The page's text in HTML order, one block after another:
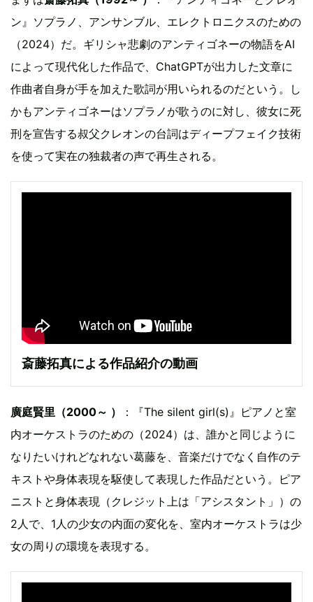
ン』ソプラノ、アンサンブル、エレクトロニクスのための
（2024）だ。ギリシャ悲劇のアンティゴネーの物語をAI
によって現代化した作品で、ChatGPTが出力した文章に
作曲者自身が手を加えた歌詞が用いられるのだという。し
かもアンティゴネーはソプラノが歌うのに対し、彼女に死
刑を宣告する叔父クレオンの台詞はディープフェイク技術
を使って実在の独裁者の声で再生される。
斎藤拓真による作品紹介の動画
廣庭賢里（2000～ ）
：『The silent girl(s)』ピアノと室
内オーケストラのための（2024）は、誰かと同じように
なりたいけれどなれない葛藤を、音楽だけでなく自作のテ
キストや身体表現を駆使して表現した作品だという。ピア
ニストと身体表現（クレジット上は「アシスタント」）の
2人で、1人の少女の内面の変化を、室内オーケストラは少
女の周りの環境を表現する。